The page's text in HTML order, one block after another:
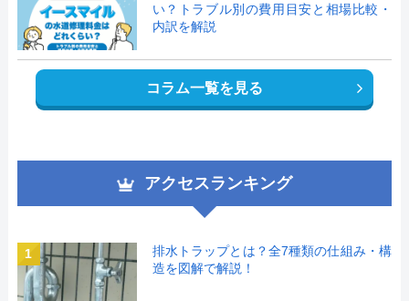
い？トラブル別の費用目安と相場比較・
内訳を解説
コラム一覧を見る
アクセスランキング
1
排水トラップとは？全7種類の仕組み・構
造を図解で解説！